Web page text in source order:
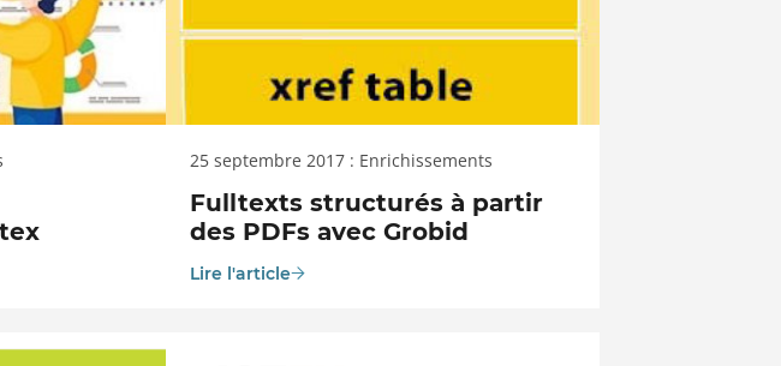
25 septembre 2017 : Enrichissements
Fulltexts structurés à partir
des PDFs avec Grobid
Lire l'article